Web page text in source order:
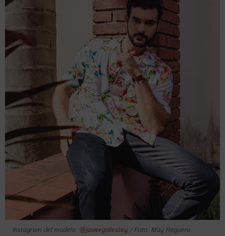
Instagram del modelo: @javiergallestey/ Foto: May Reguera